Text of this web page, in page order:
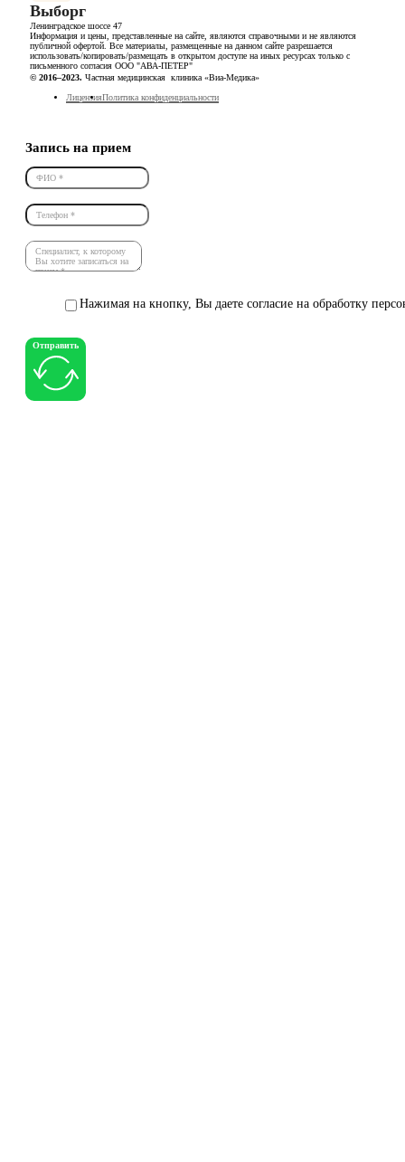
Выборг
Ленинградское шоссе 47
Информация и цены, представленные на сайте, являются справочными и не являются
публичной офертой. Все материалы, размещенные на данном сайте разрешается
использовать/копировать/размещать в открытом доступе на иных ресурсах только с
письменного согласия ООО "АВА-ПЕТЕР"
© 2016–2023. Частная медицинская клиника «Виа-Медика»
ЛицензияПолитика конфиденциальности
Запись на прием
Нажимая на кнопку, Вы даете согласие на обработку
Отправить